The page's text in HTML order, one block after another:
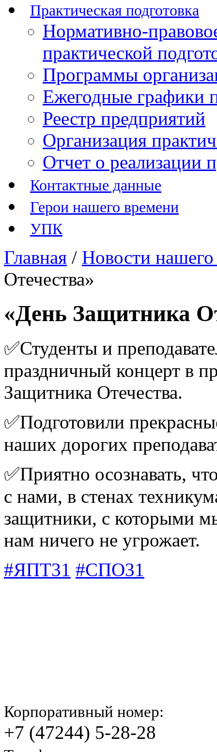
Практическая подготовка
Нормативно-
практической
Программы
Ежегодные графики
Реестр предприятий
Организация
Отчет о реализации
Контактные данные
Герои нашего времени
УПК
Главная / Новости
Отечества»
«День Защитника
✅Студенты и
праздничный концерт в
Защитника Отечества.
✅Подготовили
наших дорогих
✅Приятно осознавать,
с нами, в стенах
защитники, с которыми
нам ничего не угрожает.
#ЯПТ31 #СПО31
Корпоративный номер:
+7 (47244) 5-28-28